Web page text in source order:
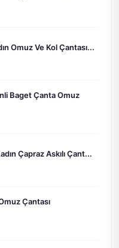
Omuz Ve Kol Çantası...
Baget Çanta Omuz
Çapraz Askılı Çant...
Çantası